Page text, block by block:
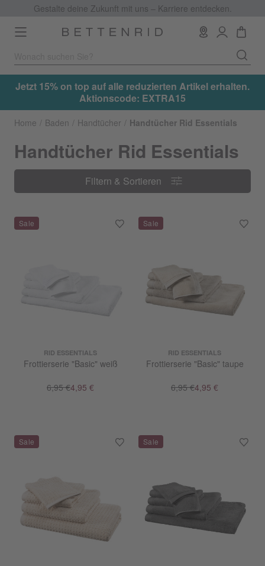
Gestalte deine Zukunft mit uns – Karriere entdecken.
Toggle
navigation
Jetzt 15% on top auf alle reduzierten Artikel erhalten.
Aktionscode: EXTRA15
Home Baden Handtücher Handtücher Rid Essentials
Handtücher Rid Essentials
Filtern & Sortieren
Filtern & Sortieren
RID ESSENTIALS
Frottierserie "Basic" weiß
6,95 €4,95 €
RID ESSENTIALS
Frottierserie "Basic" taupe
6,95 €4,95 €